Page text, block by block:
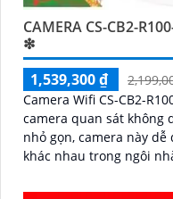
CAMERA CS-CB2-
❇
1,539,300 ₫
Camera Wifi CS-CB2-
camera quan sát không dây
nhỏ gọn, camera này
khác nhau trong ngôi